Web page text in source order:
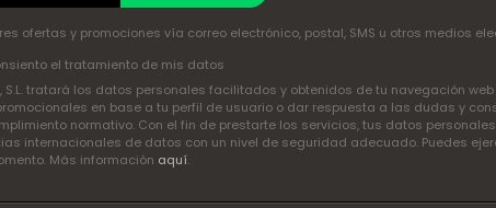
ofertas y promociones vía correo electrónico, postal, SMS u otros medios
el tratamiento de mis datos
S.L. tratará los datos personales facilitados y obtenidos de tu navegación
en base a tu perfil de usuario o dar respuesta a las dudas y
normativo. Con el fin de prestarte los servicios, tus datos
internacionales de datos con un nivel de seguridad adecuado. Puedes
Más información aquí.